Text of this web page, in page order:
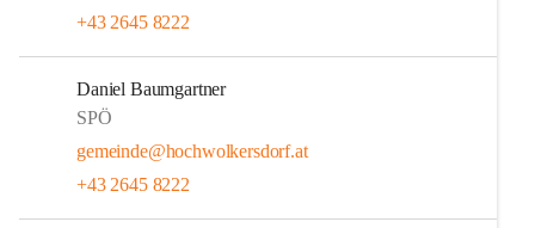
+43 2645 8222
Daniel Baumgartner
SPÖ
gemeinde@hochwolkersdorf.at
+43 2645 8222